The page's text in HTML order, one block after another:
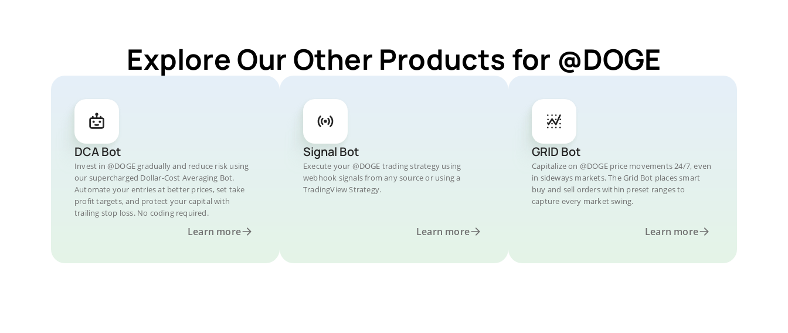
Explore Our Other Products for @DOGE
DCA Bot
Invest in @DOGE gradually and reduce risk using
our supercharged Dollar-Cost Averaging Bot.
Automate your entries at better prices, set take
profit targets, and protect your capital with
trailing stop loss. No coding required.
Learn more
Signal Bot
Execute your @DOGE trading strategy using
webhook signals from any source or using a
TradingView Strategy.
Learn more
GRID Bot
Capitalize on @DOGE price movements 24/7, even
in sideways markets. The Grid Bot places smart
buy and sell orders within preset ranges to
capture every market swing.
Learn more